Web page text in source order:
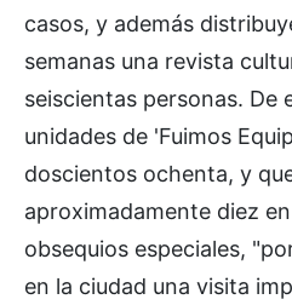
casos, y además
semanas una revista
seiscientas personas. De
unidades de 'Fuimos
doscientos ochenta, y
aproximadamente diez
obsequios especiales,
en la ciudad una visita